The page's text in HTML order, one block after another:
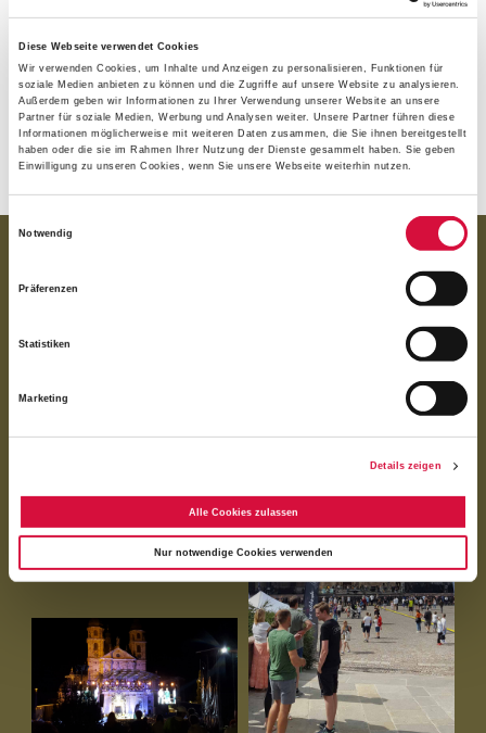
Diese Webseite verwendet Cookies
Wir verwenden Cookies, um Inhalte und Anzeigen zu personalisieren, Funktionen für
soziale Medien anbieten zu können und die Zugriffe auf unsere Website zu analysieren.
Außerdem geben wir Informationen zu Ihrer Verwendung unserer Website an unsere
Partner für soziale Medien, Werbung und Analysen weiter. Unsere Partner führen diese
Informationen möglicherweise mit weiteren Daten zusammen, die Sie ihnen bereitgestellt
haben oder die sie im Rahmen Ihrer Nutzung der Dienste gesammelt haben. Sie geben
Einwilligung zu unseren Cookies, wenn Sie unsere Webseite weiterhin nutzen.
Einwilligungsauswahl
Notwendig
Präferenzen
Statistiken
Marketing
Details zeigen
Alle Cookies zulassen
Nur notwendige Cookies verwenden
(nd)
Eindrücke vom Festival Light up